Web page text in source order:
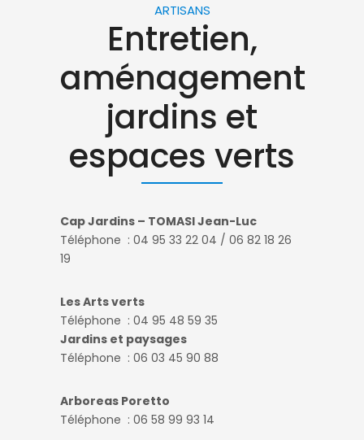
ARTISANS
Entretien,
aménagement
jardins et
espaces verts
Cap Jardins – TOMASI Jean-Luc
Téléphone : 04 95 33 22 04 / 06 82 18 26
19
Les Arts verts
Téléphone : 04 95 48 59 35
Jardins et paysages
Téléphone : 06 03 45 90 88
Arboreas Poretto
Téléphone : 06 58 99 93 14